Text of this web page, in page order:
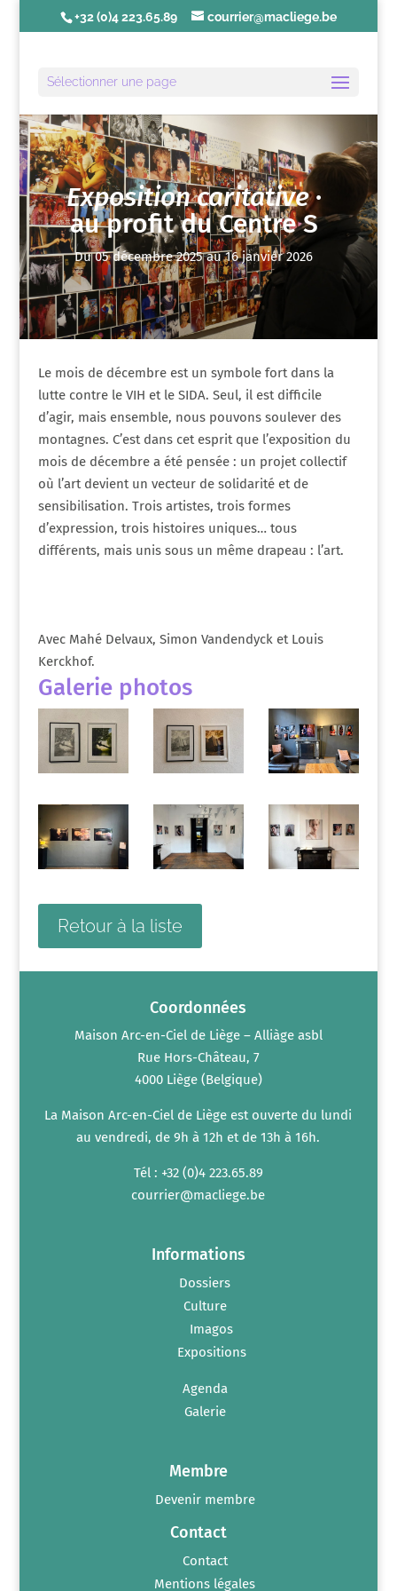
+32 (0)4 223.65.89 courrier@macliege.be
Sélectionner une page
Exposition caritative·
au profit du Centre S
Du 05 décembre 2025 au 16 janvier 2026
Le mois de décembre est un symbole fort dans la
lutte contre le VIH et le SIDA. Seul, il est difficile
d’agir, mais ensemble, nous pouvons soulever des
montagnes. C’est dans cet esprit que l’exposition du
mois de décembre a été pensée : un projet collectif
où l’art devient un vecteur de solidarité et de
sensibilisation. Trois artistes, trois formes
d’expression, trois histoires uniques… tous
différents, mais unis sous un même drapeau : l’art.
Avec Mahé Delvaux, Simon Vandendyck et Louis
Kerckhof.
Galerie photos
Retour à la liste
Coordonnées
Maison Arc-en-Ciel de Liège – Alliàge asbl
Rue Hors-Château, 7
4000 Liège (Belgique)
La Maison Arc-en-Ciel de Liège est ouverte du lundi
au vendredi, de 9h à 12h et de 13h à 16h.
Tél : +32 (0)4 223.65.89
courrier@macliege.be
Informations
Dossiers
Culture
Imagos
Expositions
Agenda
Galerie
Membre
Devenir membre
Contact
Contact
Mentions légales